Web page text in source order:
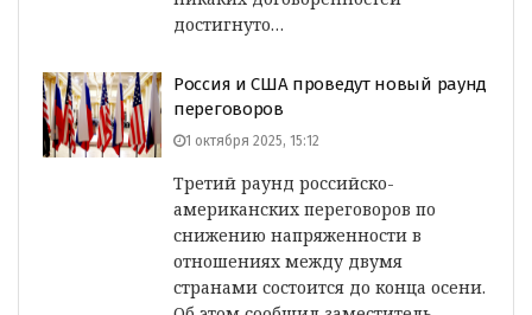
достигнуто…
Россия и США проведут новый раунд
переговоров
1 октября 2025, 15:12
Третий раунд российско-
американских переговоров по
снижению напряженности в
отношениях между двумя
странами состоится до конца осени.